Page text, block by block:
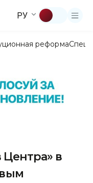
РУ
реформа
в